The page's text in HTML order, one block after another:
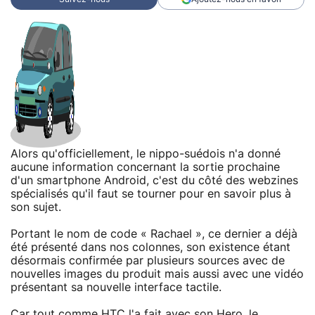
Alors qu'officiellement, le nippo-suédois n'a donné
aucune information concernant la sortie prochaine
d'un smartphone Android, c'est du côté des webzines
spécialisés qu'il faut se tourner pour en savoir plus à
son sujet.
Portant le nom de code « Rachael », ce dernier a déjà
été présenté dans nos colonnes, son existence étant
désormais confirmée par plusieurs sources avec de
nouvelles images du produit mais aussi avec une vidéo
présentant sa nouvelle interface tactile.